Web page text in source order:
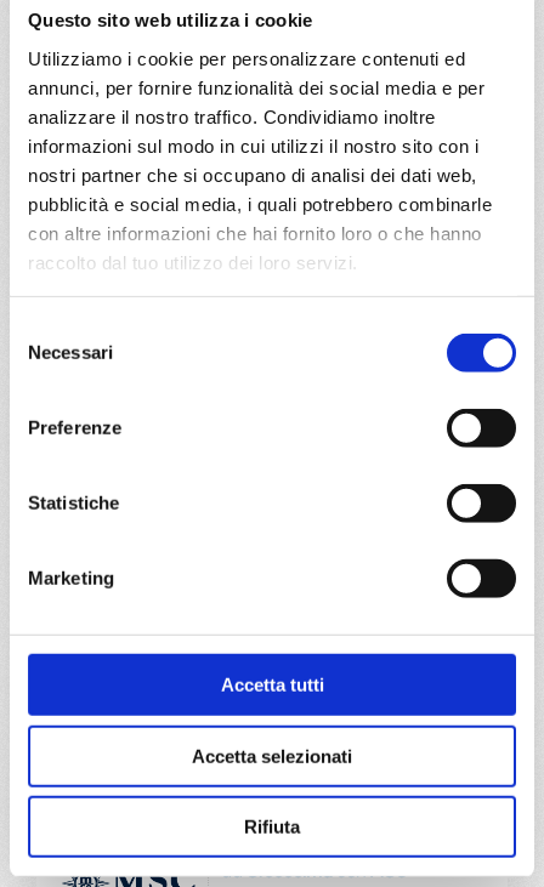
Questo sito web utilizza i cookie
Utilizziamo i cookie per personalizzare contenuti ed
annunci, per fornire funzionalità dei social media e per
analizzare il nostro traffico. Condividiamo inoltre
informazioni sul modo in cui utilizzi il nostro sito con i
nostri partner che si occupano di analisi dei dati web,
pubblicità e social media, i quali potrebbero combinarle
con altre informazioni che hai fornito loro o che hanno
raccolto dal tuo utilizzo dei loro servizi.
delNecessari
Preferenze
Statistiche
Marketing
Accetta tutti
Accetta selezionati
Rifiuta
Nord Europa12 giorni
Barcellona, Alicante, Gibilterra, Siviglia (cadice), La
Coruna, Bilbao, La rochelle, Kiel canal, Copenhagen
14/04/2027
€ 791
a partire da
€ 791
MSC Euribia
€ 791
a partire da
€ 791